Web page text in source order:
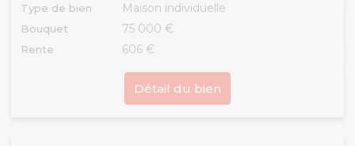
Type de bien Maison individuelle
Bouquet 75 000 €
Rente 606 €
Détail du bien